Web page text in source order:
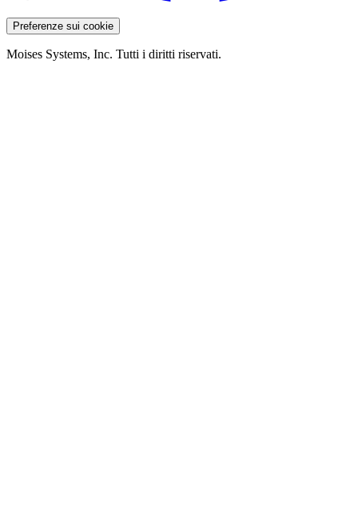
Preferenze sui cookie
Moises Systems, Inc. Tutti i diritti riservati.